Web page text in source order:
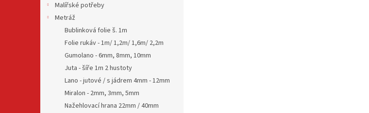
Malířské potřeby
Metráž
Bublinková folie š. 1m
Folie rukáv - 1m/ 1,2m/ 1,6m/ 2,2m
Gumolano - 6mm, 8mm, 10mm
Juta - šíře 1m 2 hustoty
Lano - jutové / s jádrem 4mm - 12mm
Miralon - 2mm, 3mm, 5mm
Nažehlovací hrana 22mm / 40mm